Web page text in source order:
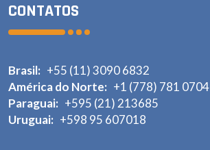
CONTATOS
Brasil: +55 (11) 3090 6832
América do Norte: +1 (778) 781 0704
Paraguai: +595 (21) 213685
Uruguai: +598 95 607018